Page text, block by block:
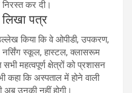
कर दी।
पत्र
किया कि वे ओपीडी, उपकरण,
स्कूल, हास्टल, क्लासरूम
महत्वपूर्ण क्षेत्रों को प्रशासन
कहा कि अस्पताल में होने वाली
अब उनकी नहीं होगी।